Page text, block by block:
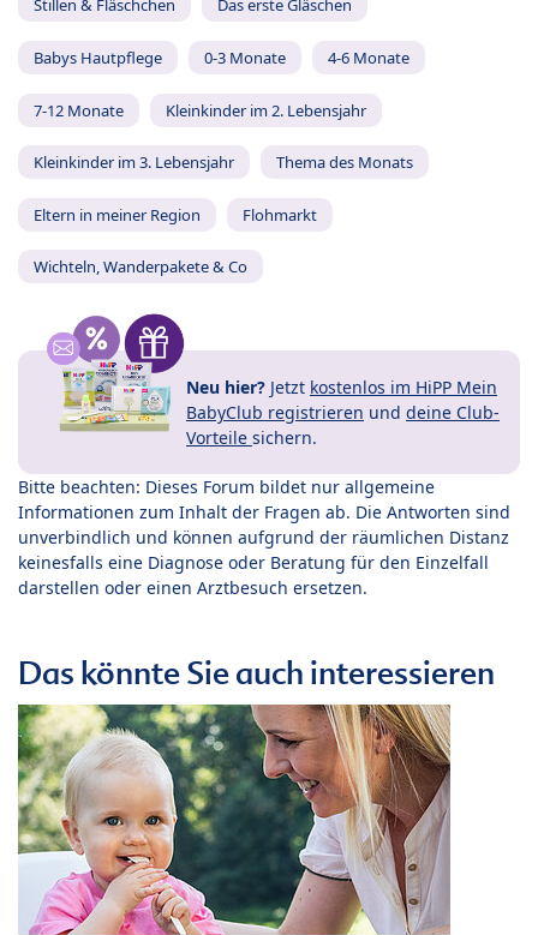
Stillen & Fläschchen Das erste Gläschen
Babys Hautpflege 0-3 Monate 4-6 Monate
7-12 Monate Kleinkinder im 2. Lebensjahr
Kleinkinder im 3. Lebensjahr Thema des Monats
Eltern in meiner Region Flohmarkt
Wichteln, Wanderpakete & Co
Neu hier? Jetzt kostenlos im HiPP Mein
BabyClub registrieren und deine Club-
Vorteile sichern.
Bitte beachten: Dieses Forum bildet nur allgemeine
Informationen zum Inhalt der Fragen ab. Die Antworten sind
unverbindlich und können aufgrund der räumlichen Distanz
keinesfalls eine Diagnose oder Beratung für den Einzelfall
darstellen oder einen Arztbesuch ersetzen.
Das könnte Sie auch interessieren